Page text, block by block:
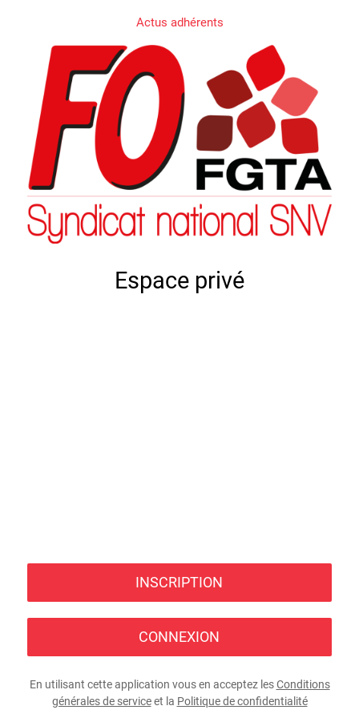
Actus adhérents
Espace privé
INSCRIPTION
CONNEXION
En utilisant cette application vous en acceptez lesConditions
générales de serviceet la Politique de confidentialité